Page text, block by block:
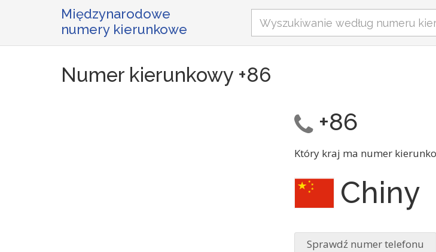
Międzynarodowe
numery kierunkowe
Numer kierunkowy +86
+86
Który kraj ma numer
Chiny
Sprawdź numer telefonu